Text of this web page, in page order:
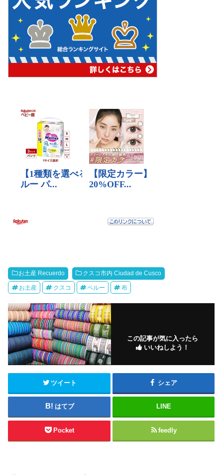
お土産 Recuerdo クスコ市内 Ciudad de Cusco
お土産 クスコ ペルー 布
この記事が気に入ったら
いいねしよう！
ツイート シェア
はてブ LINE
Pocket feedly